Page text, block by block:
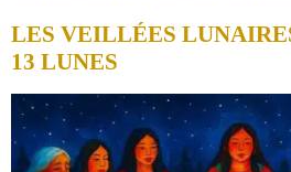
LES VEILLÉES
13 LUNES